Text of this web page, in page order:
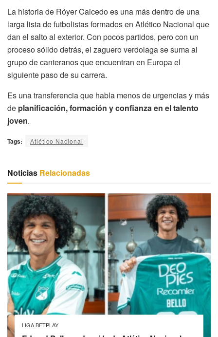
La historia de Róyer Caicedo es una más dentro de una
larga lista de futbolistas formados en Atlético Nacional que
dan el salto al exterior. Con pocos partidos, pero con un
proceso sólido detrás, el zaguero verdolaga se suma al
grupo de canteranos que encuentran en Europa el
siguiente paso de su carrera.
Es una transferencia que habla menos de urgencias y más
de planificación, formación y confianza en el talento
joven.
Tags: Atlético Nacional
Noticias Relacionadas
LIGA BETPLAY